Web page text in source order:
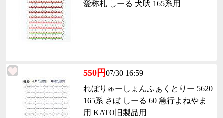
愛称札 しーる 犬吠 165系用
550円07/30 16:59
れぼりゅーしょんふぁくとりー 5620
165系 さぼ しーる 60 急行よねやま
用 KATO旧製品用